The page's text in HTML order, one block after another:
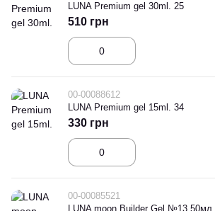
LUNA Premium gel 30ml. 25
510 грн
00-00088612
LUNA Premium gel 15ml. 34
330 грн
00-00085521
LUNA moon Builder Gel №13 50мл.